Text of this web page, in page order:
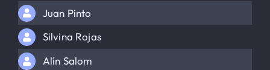
Juan Pinto
Silvina Rojas
Alín Salom